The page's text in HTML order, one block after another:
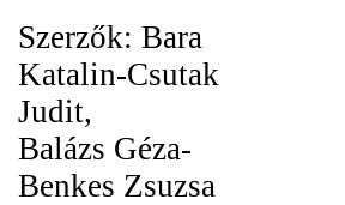
Szerzők: Bara
Katalin-Csutak
Judit,
Balázs Géza-
Benkes Zsuzsa